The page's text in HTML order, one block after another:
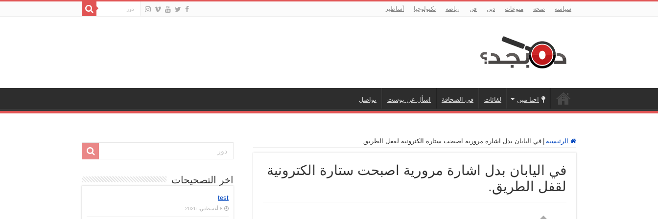
سياسة صحة منوعات دين فن رياضة تكنولوجيا أساطير
احنا مين لقائات في الصحافة اسأل عن بوست تواصل
الرئيسية في اليابان بدل اشارة مرورية اصبحت ستارة الكترونية لقفل الطريق.
في اليابان بدل اشارة مرورية اصبحت ستارة الكترونية
لقفل الطريق.
اخر التصحيحات
test
8 أغسطس، 2026